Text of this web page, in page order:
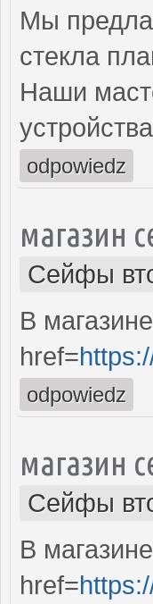
Мы
стекла
Наши
odpowiedz
магазин
Сейфы
В
href=
odpowiedz
магазин
Сейфы
В
href=